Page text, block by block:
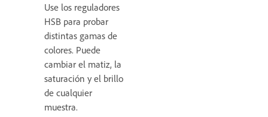
Use los reguladores
HSB para probar
distintas gamas de
colores. Puede
cambiar el matiz, la
saturación y el brillo
de cualquier
muestra.